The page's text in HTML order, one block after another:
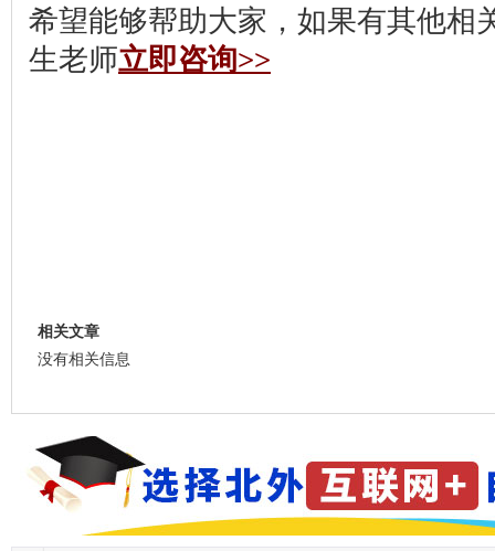
希望能够帮助大家，如果有其他相
生老师立即咨询>>
相关文章
没有相关信息